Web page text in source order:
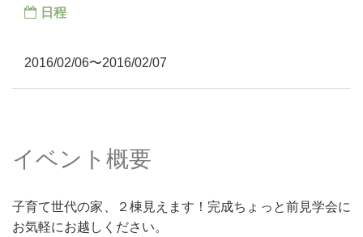
日程
2016/02/06〜2016/02/07
イベント概要
子育て世代の家、２棟見えます！完成ちょっと前見学会に
お気軽にお越しください。